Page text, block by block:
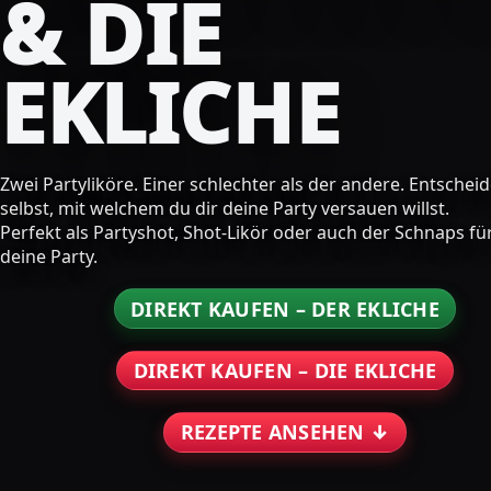
& DIE
EKLICHE
Zwei Partyliköre. Einer schlechter als der andere.
selbst, mit welchem du dir deine Party versauen willst.
Perfekt als Partyshot, Shot-Likör oder auch der Schnaps
deine Party.
DIREKT KAUFEN – DER EKLICHE
DIREKT KAUFEN – DIE EKLICHE
REZEPTE ANSEHEN ↓